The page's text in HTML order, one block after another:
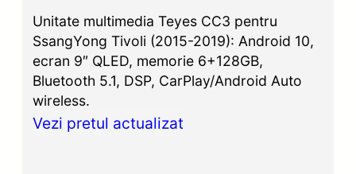
Unitate multimedia Teyes CC3 pentru
SsangYong Tivoli (2015-2019): Android 10,
ecran 9″ QLED, memorie 6+128GB,
Bluetooth 5.1, DSP, CarPlay/Android Auto
wireless.
Vezi pretul actualizat